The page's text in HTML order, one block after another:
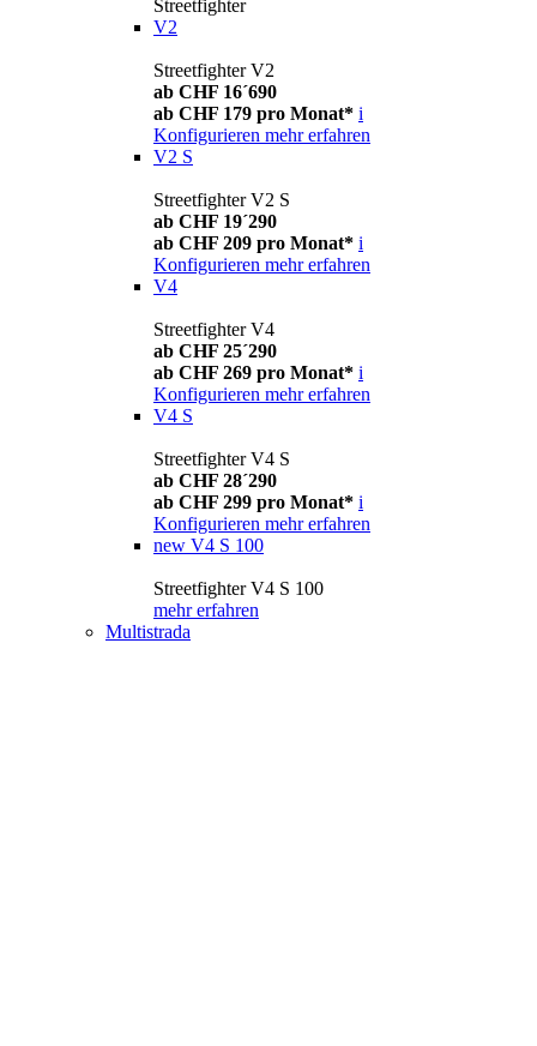
Streetfighter
V2
Streetfighter V2
ab CHF 16´690
ab CHF 179 pro Monat* i
Konfigurieren mehr erfahren
V2 S
Streetfighter V2 S
ab CHF 19´290
ab CHF 209 pro Monat* i
Konfigurieren mehr erfahren
V4
Streetfighter V4
ab CHF 25´290
ab CHF 269 pro Monat* i
Konfigurieren mehr erfahren
V4 S
Streetfighter V4 S
ab CHF 28´290
ab CHF 299 pro Monat* i
Konfigurieren mehr erfahren
new V4 S 100
Streetfighter V4 S 100
mehr erfahren
Multistrada